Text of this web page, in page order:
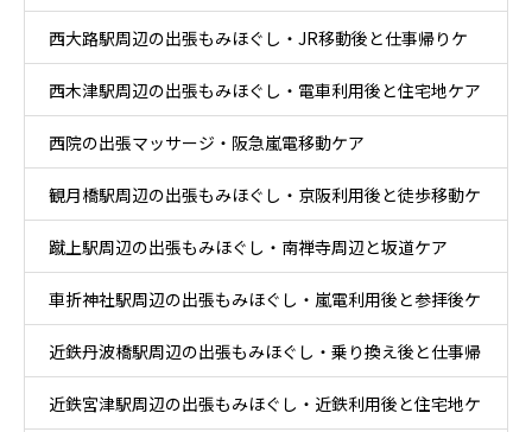
帰りケア
西大路駅周辺の出張もみほぐし・JR移動後と仕事帰りケ
ア
西木津駅周辺の出張もみほぐし・電車利用後と住宅地ケア
西院の出張マッサージ・阪急嵐電移動ケア
観月橋駅周辺の出張もみほぐし・京阪利用後と徒歩移動ケ
ア
蹴上駅周辺の出張もみほぐし・南禅寺周辺と坂道ケア
車折神社駅周辺の出張もみほぐし・嵐電利用後と参拝後ケ
ア
近鉄丹波橋駅周辺の出張もみほぐし・乗り換え後と仕事帰
りケア
近鉄宮津駅周辺の出張もみほぐし・近鉄利用後と住宅地ケ